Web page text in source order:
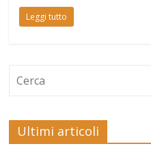
Leggi tutto
Ultimi articoli